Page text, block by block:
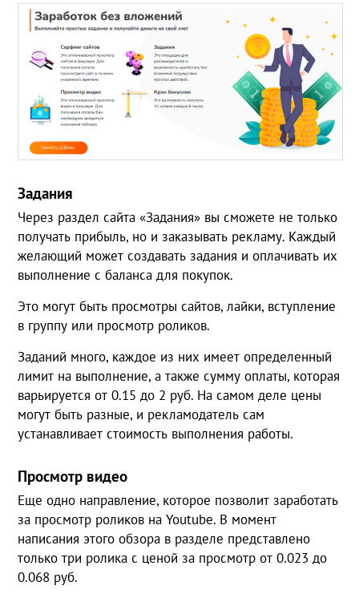
Задания
Через раздел сайта «Задания» вы сможете не только
получать прибыль, но и заказывать рекламу. Каждый
желающий может создавать задания и оплачивать их
выполнение с баланса для покупок.
Это могут быть просмотры сайтов, лайки, вступление
в группу или просмотр роликов.
Заданий много, каждое из них имеет определенный
лимит на выполнение, а также сумму оплаты, которая
варьируется от 0.15 до 2 руб. На самом деле цены
могут быть разные, и рекламодатель сам
устанавливает стоимость выполнения работы.
Просмотр видео
Еще одно направление, которое позволит заработать
за просмотр роликов на Youtube. В момент
написания этого обзора в разделе представлено
только три ролика с ценой за просмотр от 0.023 до
0.068 руб.